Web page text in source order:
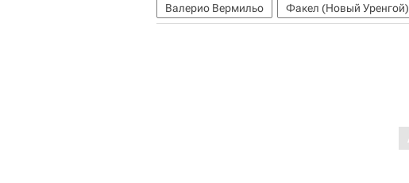
Валерио Вермильо Факел (Новый Уренгой)